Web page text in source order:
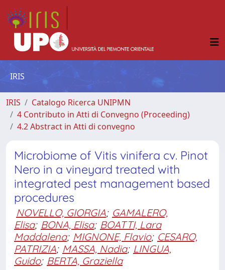
IRIS
IRIS
Catalogo Ricerca UNIPMN
4 Contributo in Atti di Convegno (Proceeding)
4.2 Abstract in Atti di convegno
Microbiome of Vitis vinifera cv. Pinot
Nero in a vineyard treated with
integrated pest management based
procedures
NOVELLO, GIORGIA; GAMALERO,
Elisa; BONA, Elisa; BOATTI, Lara
Maddalena; MIGNONE, Flavio; CESARO,
PATRIZIA; MASSA, Nadia; LINGUA,
Guido; BERTA, Graziella